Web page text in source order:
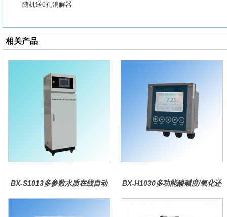
随机送6孔消解器
相关产品
BX-S1013多参数水质在线自动
BX-H1030多功能酸碱度/氧化还